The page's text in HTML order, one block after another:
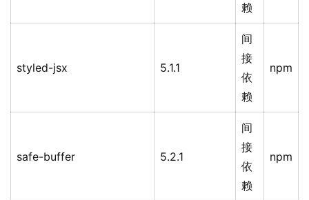
赖
styled-jsx 5.1.1
间
接
依
赖
npm
safe-buffer 5.2.1
间
接
依
赖
npm